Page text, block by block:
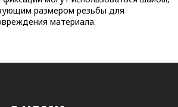
размером резьбы для
материала.